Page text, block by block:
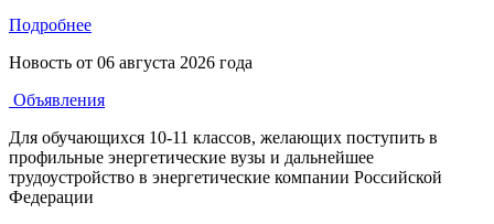
Подробнее
Новость от 06 августа 2026 года
Объявления
Для обучающихся 10-11 классов, желающих поступить в
профильные энергетические вузы и дальнейшее
трудоустройство в энергетические компании Российской
Федерации